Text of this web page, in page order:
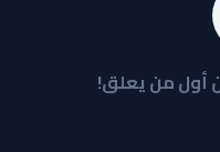
أول من يعلق!